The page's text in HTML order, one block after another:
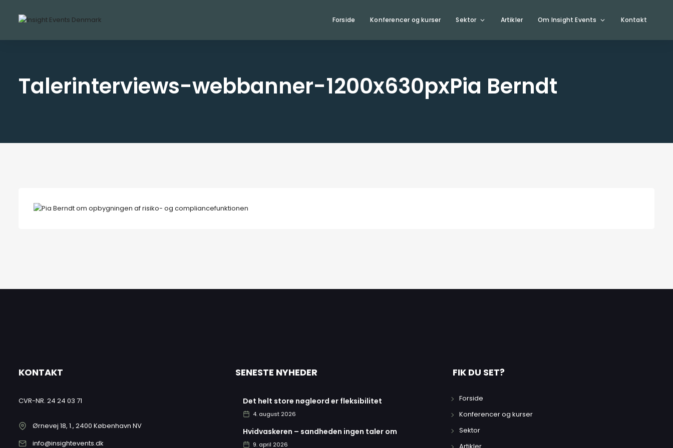
Forside Konferencer og kurser Sektor Artikler Om Insight Events Kontakt
Talerinterviews-webbanner-1200x630pxPia Berndt
KONTAKT
CVR-NR. 24 24 03 71
Ørnevej 18, 1., 2400 København NV
info@insightevents.dk
SENESTE NYHEDER
Det helt store nøgleord er fleksibilitet
4. august 2026
Hvidvaskeren – sandheden ingen taler om
9. april 2026
FIK DU SET?
Forside
Konferencer og kurser
Sektor